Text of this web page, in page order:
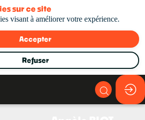
sur ce site
visant à améliorer votre expérience.
Accepter
Refuser